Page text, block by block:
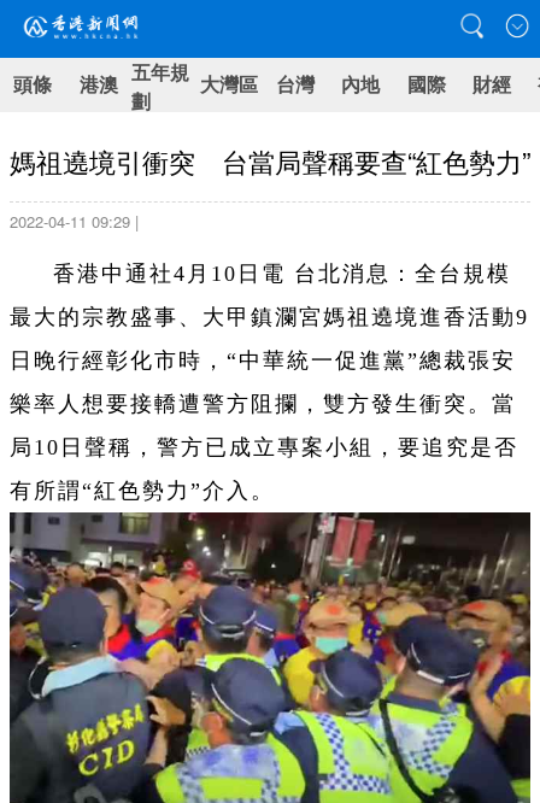
頭條 港澳 五年規
劃
大灣區 台灣 內地 國際 財經
媽祖遶境引衝突 台當局聲稱要查“紅色勢力”
2022-04-11 09:29 |
香港中通社4月10日電 台北消息：全台規模
最大的宗教盛事、大甲鎮瀾宮媽祖遶境進香活動9
日晚行經彰化市時，“中華統一促進黨”總裁張安
樂率人想要接轎遭警方阻攔，雙方發生衝突。當
局10日聲稱，警方已成立專案小組，要追究是否
有所謂“紅色勢力”介入。